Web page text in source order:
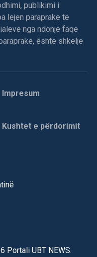
publikimi i
lejen paraprake të
nga ndonjë faqe
është shkelje
Impresum
Kushtet e përdorimit
Portali UBT NEWS.